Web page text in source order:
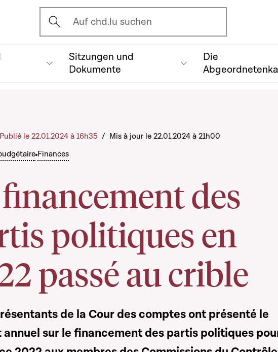
Ouvrir l'écran de recherche
Auf chd.lu suchen
Sitzungen und
Dokumente
Die
Finances
des
politiques en
passé au crible
Publié le 22.01.2024 à 16h35 / Mis à jour le 22.01.2024 à 21h00
de la Cour des comptes ont présenté le
sur le financement des partis politiques